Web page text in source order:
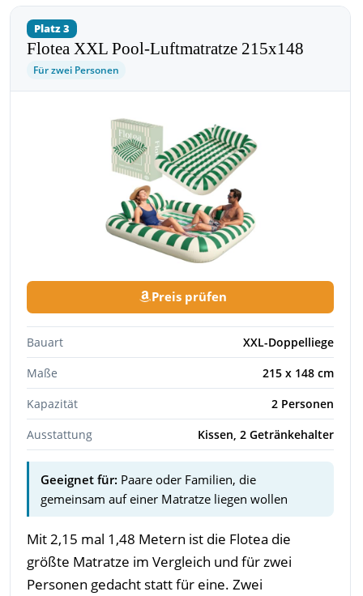
Platz 3
Flotea XXL Pool-Luftmatratze 215x148
Für zwei Personen
Preis prüfen
Bauart
XXL-Doppelliege
Maße
215 x 148 cm
Kapazität
2 Personen
Ausstattung
Kissen, 2 Getränkehalter
Geeignet für: Paare oder Familien, die
gemeinsam auf einer Matratze liegen wollen
Mit 2,15 mal 1,48 Metern ist die Flotea die
größte Matratze im Vergleich und für zwei
Personen gedacht statt für eine. Zwei